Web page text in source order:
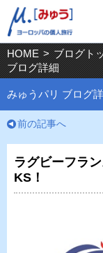
HOME > ブログト
ブログ詳細
みゅうパリ ブログ
前の記事へ
ラグビーフラ
KS！